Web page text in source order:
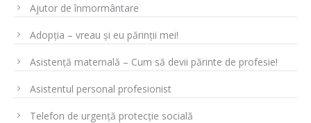
Ajutor de înmormântare
Adopția – vreau și eu părinții mei!
Asistență maternală – Cum să devii părinte de profesie!
Asistentul personal profesionist
Telefon de urgență protecție socială